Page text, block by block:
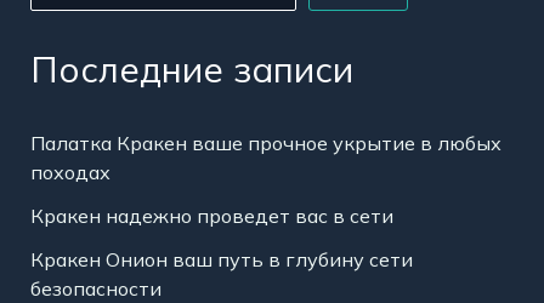
Последние записи
Палатка Кракен ваше прочное укрытие в любых
походах
Кракен надежно проведет вас в сети
Кракен Онион ваш путь в глубину сети
безопасности